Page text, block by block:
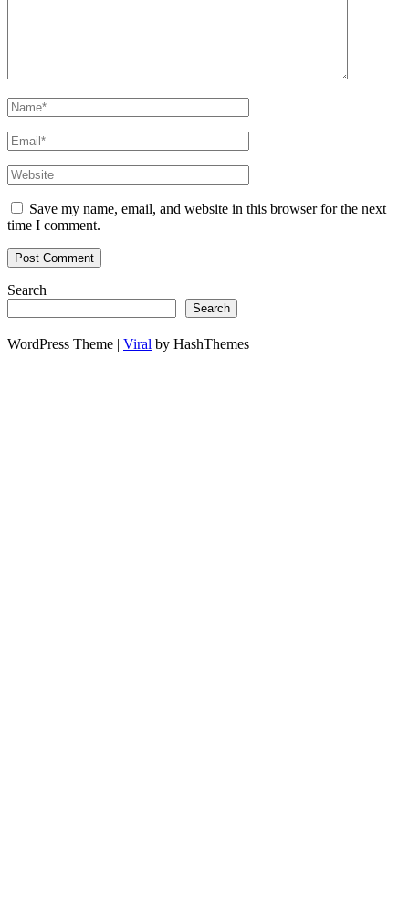
Save my name, email, and website in this browser for the next
time I comment.
Search
Search
WordPress Theme | Viral by HashThemes